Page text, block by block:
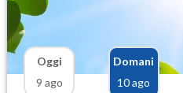
Oggi
9 ago
Domani
10 ago